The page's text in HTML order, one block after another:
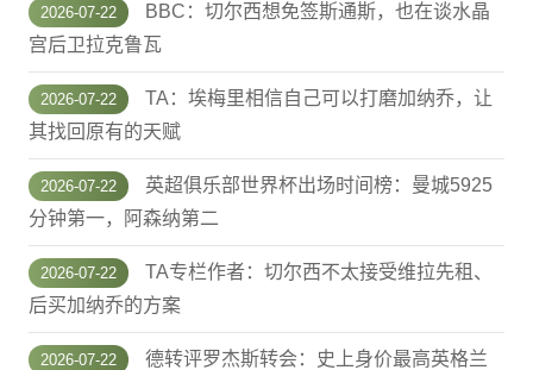
2026-07-22
BBC：切尔西想免签斯通斯，也在谈水晶
宫后卫拉克鲁瓦
2026-07-22
TA：埃梅里相信自己可以打磨加纳乔，让
其找回原有的天赋
2026-07-22
英超俱乐部世界杯出场时间榜：曼城5925
分钟第一，阿森纳第二
2026-07-22
TA专栏作者：切尔西不太接受维拉先租、
后买加纳乔的方案
2026-07-22
德转评罗杰斯转会：史上身价最高英格兰